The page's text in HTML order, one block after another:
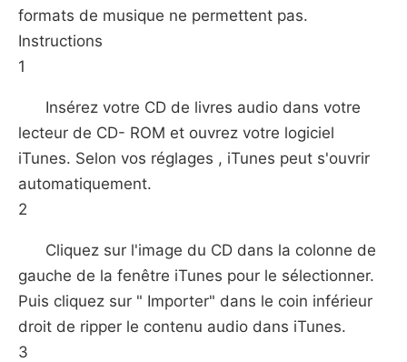
formats de musique ne permettent pas.
Instructions
1
Insérez votre CD de livres audio dans votre
lecteur de CD- ROM et ouvrez votre logiciel
iTunes. Selon vos réglages , iTunes peut s'ouvrir
automatiquement.
2
Cliquez sur l'image du CD dans la colonne de
gauche de la fenêtre iTunes pour le sélectionner.
Puis cliquez sur " Importer" dans le coin inférieur
droit de ripper le contenu audio dans iTunes.
3